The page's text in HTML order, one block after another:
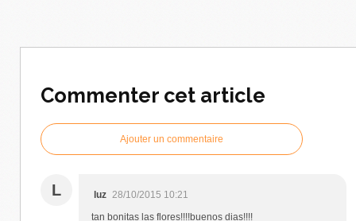
Commenter cet article
Ajouter un commentaire
L luz 28/10/2015 10:21
tan bonitas las flores!!!!buenos dias!!!!